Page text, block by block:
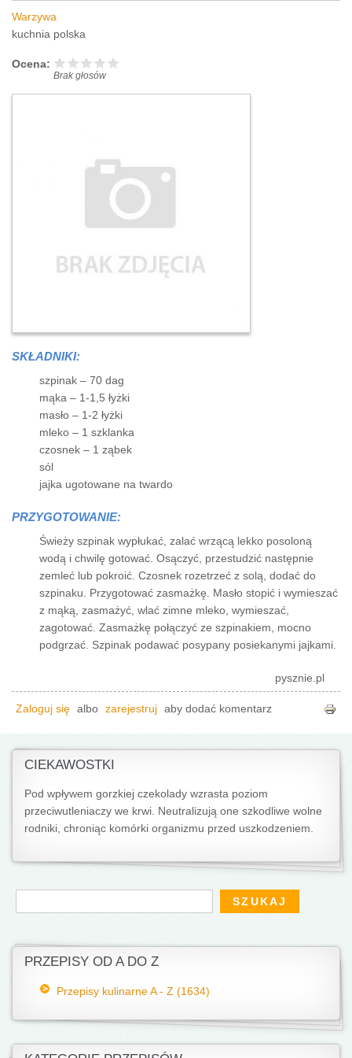
Warzywa
kuchnia polska
Ocena:
Brak głosów
SKŁADNIKI:
szpinak – 70 dag
mąka – 1-1,5 łyżki
masło – 1-2 łyżki
mleko – 1 szklanka
czosnek – 1 ząbek
sól
jajka ugotowane na twardo
PRZYGOTOWANIE:
Świeży szpinak wypłukać, zalać wrzącą lekko posoloną
wodą i chwilę gotować. Osączyć, przestudzić następnie
zemleć lub pokroić. Czosnek rozetrzeć z solą, dodać do
szpinaku. Przygotować zasmażkę. Masło stopić i wymieszać
z mąką, zasmażyć, wlać zimne mleko, wymieszać,
zagotować. Zasmażkę połączyć ze szpinakiem, mocno
podgrzać. Szpinak podawać posypany posiekanymi jajkami.
pysznie.pl
Zaloguj się albo zarejestruj aby dodać komentarz
CIEKAWOSTKI
Pod wpływem gorzkiej czekolady wzrasta poziom
przeciwutleniaczy we krwi. Neutralizują one szkodliwe wolne
rodniki, chroniąc komórki organizmu przed uszkodzeniem.
Formularz wyszukiwania
Szukaj
PRZEPISY OD A DO Z
Przepisy kulinarne A - Z (1634)